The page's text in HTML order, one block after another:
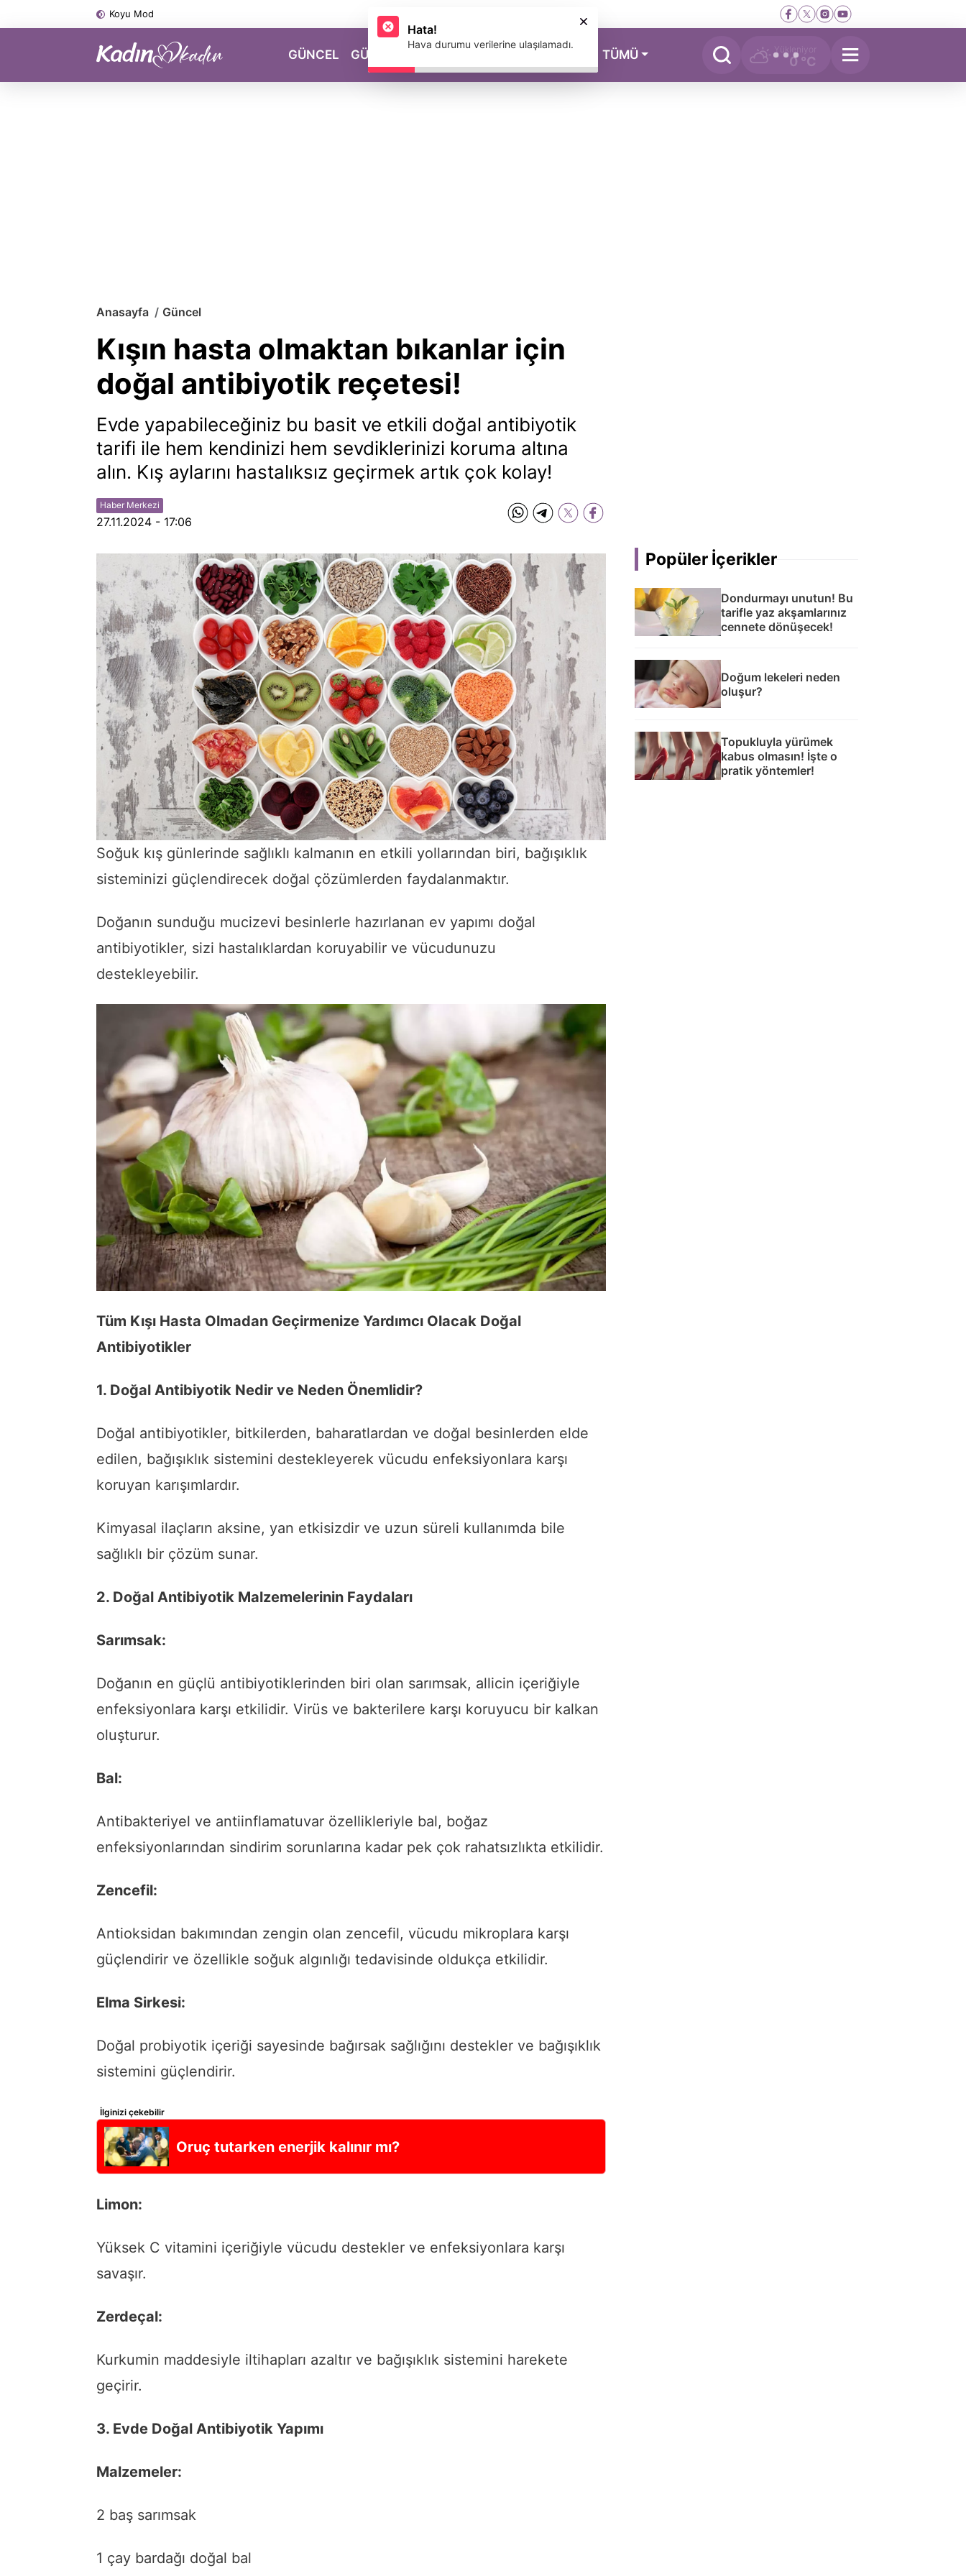
Koyu Mod
GÜNCEL GÜZELLİK MAGAZİN TÜMÜ Yükleniyor
0 °C
Anasayfa Güncel
Kışın hasta olmaktan bıkanlar için
doğal antibiyotik reçetesi!
Evde yapabileceğiniz bu basit ve etkili doğal antibiyotik
tarifi ile hem kendinizi hem sevdiklerinizi koruma altına
alın. Kış aylarını hastalıksız geçirmek artık çok kolay!
Haber Merkezi
27.11.2024 - 17:06
Soğuk kış günlerinde sağlıklı kalmanın en etkili yollarından biri, bağışıklık
sisteminizi güçlendirecek doğal çözümlerden faydalanmaktır.
Doğanın sunduğu mucizevi besinlerle hazırlanan ev yapımı doğal
antibiyotikler, sizi hastalıklardan koruyabilir ve vücudunuzu
destekleyebilir.
Tüm Kışı Hasta Olmadan Geçirmenize Yardımcı Olacak Doğal
Antibiyotikler
1. Doğal Antibiyotik Nedir ve Neden Önemlidir?
Doğal antibiyotikler, bitkilerden, baharatlardan ve doğal besinlerden elde
edilen, bağışıklık sistemini destekleyerek vücudu enfeksiyonlara karşı
koruyan karışımlardır.
Kimyasal ilaçların aksine, yan etkisizdir ve uzun süreli kullanımda bile
sağlıklı bir çözüm sunar.
2. Doğal Antibiyotik Malzemelerinin Faydaları
Sarımsak:
Doğanın en güçlü antibiyotiklerinden biri olan sarımsak, allicin içeriğiyle
enfeksiyonlara karşı etkilidir. Virüs ve bakterilere karşı koruyucu bir kalkan
oluşturur.
Bal:
Antibakteriyel ve antiinflamatuvar özellikleriyle bal, boğaz
enfeksiyonlarından sindirim sorunlarına kadar pek çok rahatsızlıkta etkilidir.
Zencefil:
Antioksidan bakımından zengin olan zencefil, vücudu mikroplara karşı
güçlendirir ve özellikle soğuk algınlığı tedavisinde oldukça etkilidir.
Elma Sirkesi:
Doğal probiyotik içeriği sayesinde bağırsak sağlığını destekler ve bağışıklık
sistemini güçlendirir.
İlginizi çekebilir
Oruç tutarken enerjik kalınır mı?
Limon:
Yüksek C vitamini içeriğiyle vücudu destekler ve enfeksiyonlara karşı
savaşır.
Zerdeçal:
Kurkumin maddesiyle iltihapları azaltır ve bağışıklık sistemini harekete
geçirir.
3. Evde Doğal Antibiyotik Yapımı
Malzemeler:
2 baş sarımsak
1 çay bardağı doğal bal
Popüler İçerikler
Dondurmayı unutun! Bu
tarifle yaz akşamlarınız
cennete dönüşecek!
Doğum lekeleri neden
oluşur?
Topukluyla yürümek
kabus olmasın! İşte o
pratik yöntemler!
Hata!
Hava durumu verilerine ulaşılamadı.